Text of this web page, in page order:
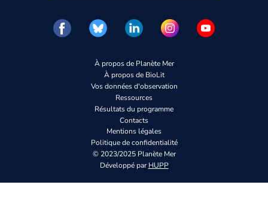
À propos de Planète Mer
À propos de BioLit
Vos données d'observation
Ressources
Résultats du programme
Contacts
Mentions légales
Politique de confidentialité
© 2023/2025 Planète Mer
Développé parHUPP